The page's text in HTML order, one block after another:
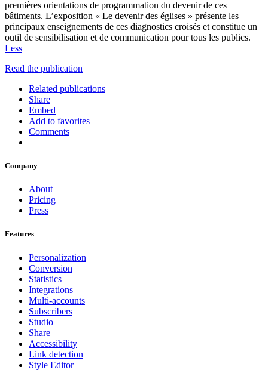
premières orientations de programmation du devenir de ces
bâtiments. L’exposition « Le devenir des églises » présente les
principaux enseignements de ces diagnostics croisés et constitue un
outil de sensibilisation et de communication pour tous les publics.
Less
Read the publication
Related publications
Share
Embed
Add to favorites
Comments
Company
About
Pricing
Press
Features
Personalization
Conversion
Statistics
Integrations
Multi-accounts
Subscribers
Studio
Share
Accessibility
Link detection
Style Editor